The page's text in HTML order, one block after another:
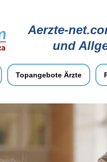
Aerzte-
und
Topangebote Ärzte